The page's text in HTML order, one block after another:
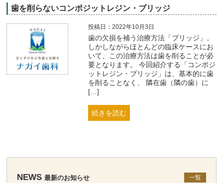
歯を削らないコンポジットレジン・ブリッジ
投稿日：2022年10月3日
歯の欠損を補う治療方法「ブリッジ」。
しかしながらほとんどの臨床ケースにお
いて、この治療方法は歯を削ることが必
要となります。 今回紹介する「コンポジ
ットレジン・ブリッジ」は、基本的に歯
を削ることなく、 隣在歯（隣の歯）に
[…]
続きを読む
NEWS 最新のお知らせ 一覧